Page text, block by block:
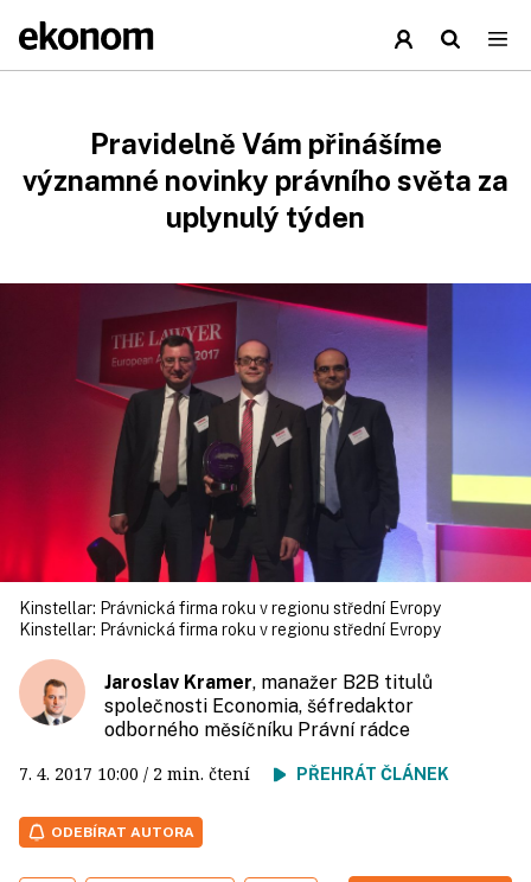
Pravidelně Vám přinášíme
významné novinky právního světa za
uplynulý týden
Kinstellar: Právnická firma roku v regionu střední Evropy
Kinstellar: Právnická firma roku v regionu střední Evropy
Jaroslav Kramer, manažer B2B titulů
společnosti Economia, šéfredaktor
odborného měsíčníku Právní rádce
7. 4. 2017 10:00 / 2 min. čtení PŘEHRÁT ČLÁNEK
ODEBÍRAT AUTORA